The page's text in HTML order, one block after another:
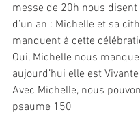
messe de 20h nous
d’un an : Michelle et sa
manquent à cette
Oui, Michelle nous
aujourd’hui elle est
Avec Michelle, nous
psaume 150